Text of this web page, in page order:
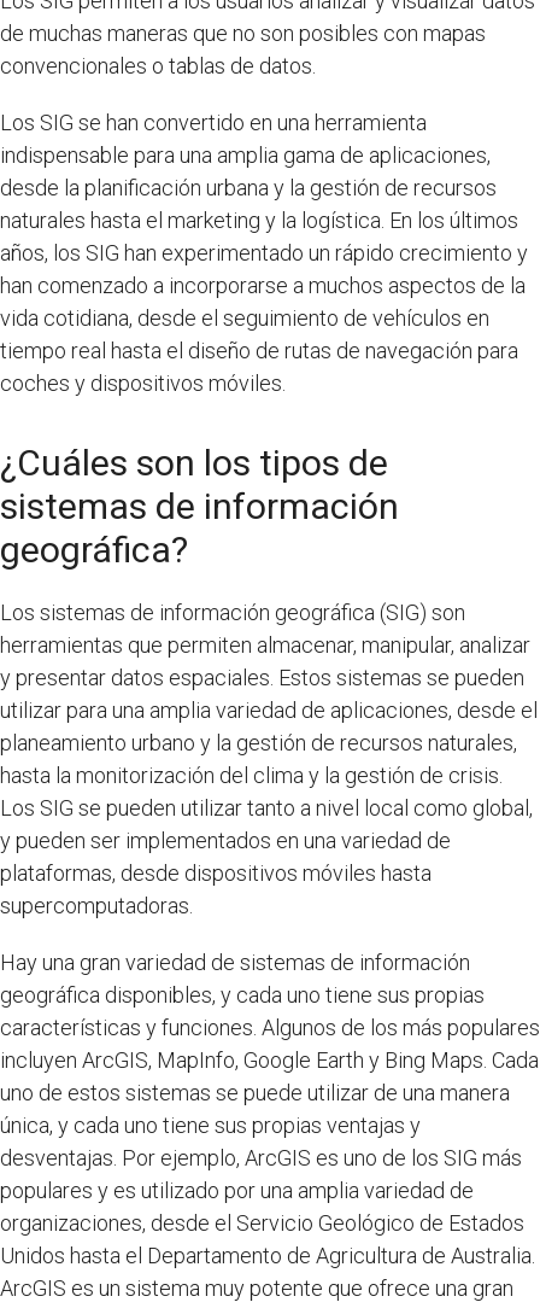
de muchas maneras que no son posibles con mapas
convencionales o tablas de datos.
Los SIG se han convertido en una herramienta
indispensable para una amplia gama de aplicaciones,
desde la planificación urbana y la gestión de recursos
naturales hasta el marketing y la logística. En los últimos
años, los SIG han experimentado un rápido crecimiento y
han comenzado a incorporarse a muchos aspectos de la
vida cotidiana, desde el seguimiento de vehículos en
tiempo real hasta el diseño de rutas de navegación para
coches y dispositivos móviles.
¿Cuáles son los tipos de
sistemas de información
geográfica?
Los sistemas de información geográfica (SIG) son
herramientas que permiten almacenar, manipular, analizar
y presentar datos espaciales. Estos sistemas se pueden
utilizar para una amplia variedad de aplicaciones, desde el
planeamiento urbano y la gestión de recursos naturales,
hasta la monitorización del clima y la gestión de crisis.
Los SIG se pueden utilizar tanto a nivel local como global,
y pueden ser implementados en una variedad de
plataformas, desde dispositivos móviles hasta
supercomputadoras.
Hay una gran variedad de sistemas de información
geográfica disponibles, y cada uno tiene sus propias
características y funciones. Algunos de los más populares
incluyen ArcGIS, MapInfo, Google Earth y Bing Maps. Cada
uno de estos sistemas se puede utilizar de una manera
única, y cada uno tiene sus propias ventajas y
desventajas. Por ejemplo, ArcGIS es uno de los SIG más
populares y es utilizado por una amplia variedad de
organizaciones, desde el Servicio Geológico de Estados
Unidos hasta el Departamento de Agricultura de Australia.
ArcGIS es un sistema muy potente que ofrece una gran